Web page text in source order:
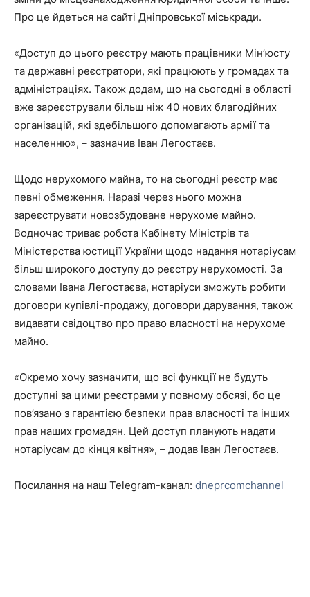
Про це йдеться на сайті Дніпровської міськради.
«Доступ до цього реєстру мають працівники Мін’юсту
та державні реєстратори, які працюють у громадах та
адміністраціях. Також додам, що на сьогодні в області
вже зареєстрували більш ніж 40 нових благодійних
організацій, які здебільшого допомагають армії та
населенню», – зазначив Іван Легостаєв.
Щодо нерухомого майна, то на сьогодні реєстр має
певні обмеження. Наразі через нього можна
зареєструвати новозбудоване нерухоме майно.
Водночас триває робота Кабінету Міністрів та
Міністерства юстиції України щодо надання нотаріусам
більш широкого доступу до реєстру нерухомості. За
словами Івана Легостаєва, нотаріуси зможуть робити
договори купівлі-продажу, договори дарування, також
видавати свідоцтво про право власності на нерухоме
майно.
«Окремо хочу зазначити, що всі функції не будуть
доступні за цими реєстрами у повному обсязі, бо це
пов’язано з гарантією безпеки прав власності та інших
прав наших громадян. Цей доступ планують надати
нотаріусам до кінця квітня», – додав Іван Легостаєв.
Посилання на наш Telegram-канал: dneprcomchannel